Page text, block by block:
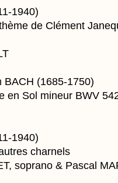
1940)
de Clément
BACH (1685-1750)
en Sol mineur BWV
1940)
charnels
soprano & Pascal